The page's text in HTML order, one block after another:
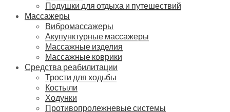
Подушки для отдыха и путешествий
Массажеры
Вибромассажеры
Акупунктурные массажеры
Массажные изделия
Массажные коврики
Средства реабилитации
Трости для ходьбы
Костыли
Ходунки
Противопролежневые системы